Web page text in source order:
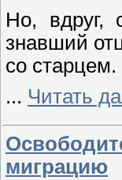
Но, вдруг,
знавший
со старцем.
... Читать
миграцию